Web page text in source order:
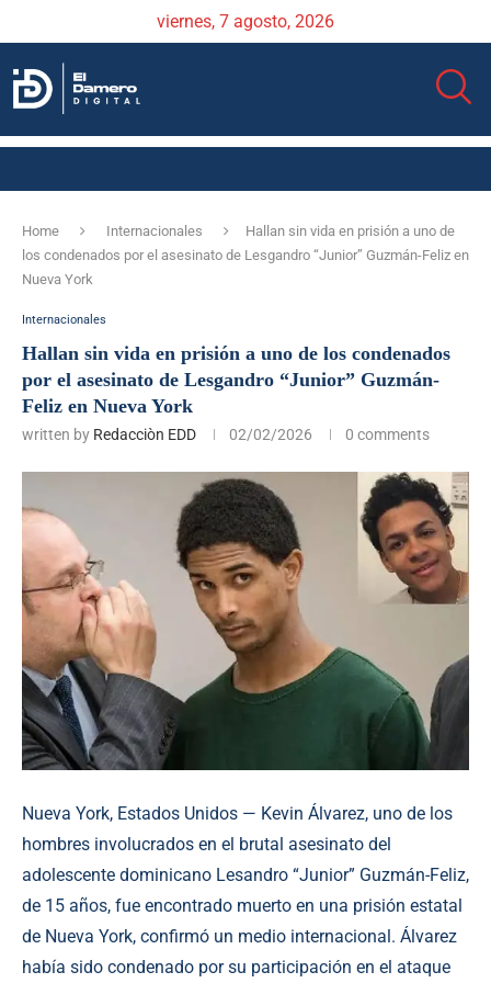
viernes, 7 agosto, 2026
Home Internacionales
Hallan sin vida en prisión a uno de
los condenados por el asesinato de Lesgandro “Junior” Guzmán-Feliz en
Nueva York
Internacionales
Hallan sin vida en prisión a uno de los condenados
por el asesinato de Lesgandro “Junior” Guzmán-
Feliz en Nueva York
written by Redacciòn EDD 02/02/2026 0 comments
Nueva York, Estados Unidos — Kevin Álvarez, uno de los
hombres involucrados en el brutal asesinato del
adolescente dominicano Lesandro “Junior” Guzmán-Feliz,
de 15 años, fue encontrado muerto en una prisión estatal
de Nueva York, confirmó un medio internacional. Álvarez
había sido condenado por su participación en el ataque